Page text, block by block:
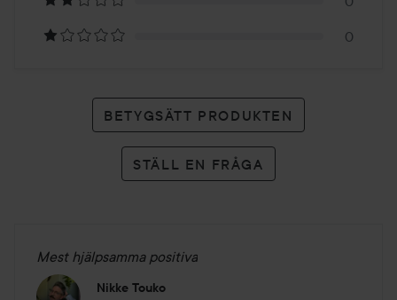
betyg
0
BETYGSÄTT PRODUKTEN
STÄLL EN FRÅGA
Mest hjälpsamma positiva
Nikke Touko